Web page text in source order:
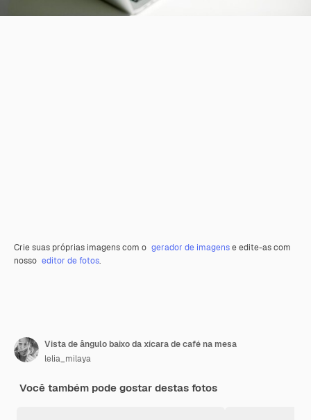
Crie suas próprias imagens com o gerador de imagense edite-as com
nosso editor de fotos.
Vista de ângulo baixo da xícara de café na mesa
lelia_milaya
Você também pode gostar destas fotos